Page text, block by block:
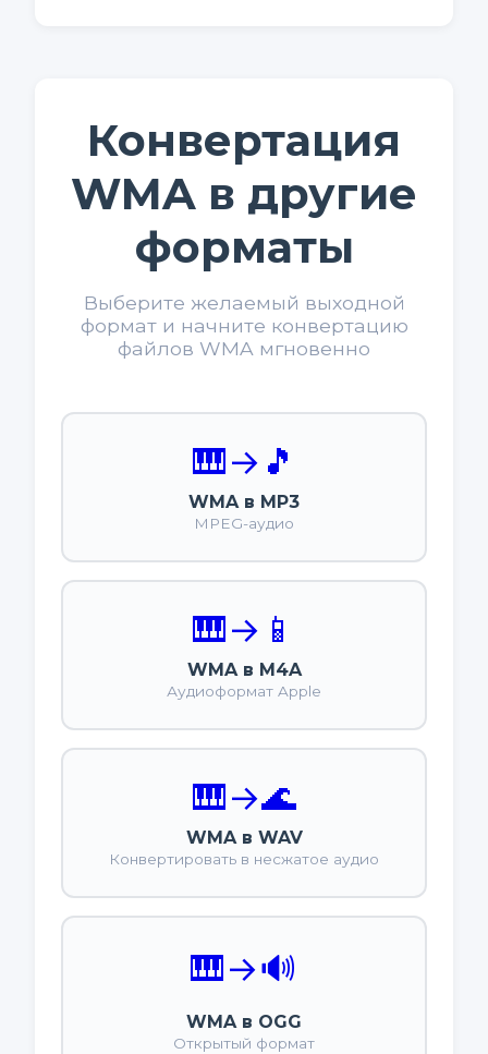
Конвертация
WMA в другие
форматы
Выберите желаемый выходной
формат и начните конвертацию
файлов WMA мгновенно
🎹→ 🎵
WMA в MP3
MPEG-аудио
🎹→ 📱
WMA в M4A
Аудиоформат Apple
🎹→🌊
WMA в WAV
Конвертировать в несжатое аудио
🎹→🔊
WMA в OGG
Открытый формат